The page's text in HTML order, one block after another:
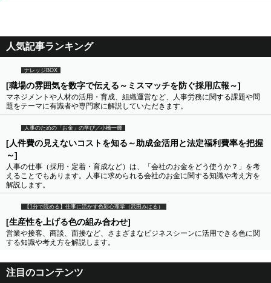
人気記事ランキング
ナレッジBOX
[職場の雰囲気を数字で伝える～ミスマッチを防ぐ採用広報～]
マネジメントや人材の活用・育成、組織運営など、人事労務に関する課題や問
題をテーマに有識者や専門家に解説していただきます。
人事のための「お金」の学び／小橋一輝
[人件費の見えないコストを知る～助成金活用と法定福利費率を把握
～]
人事の仕事（採用・定着・育成など）は、「会社のお金をどう使うか？」を考
えることでもあります。人事に求められる会社のお金に関する知識や考え方を
解説します。
【1分で読める】仕事に活かす色彩心理学（武田みはる）
[生産性を上げる色の組み合わせ]
営業や接客、商談、面接など、さまざまなビジネスシーンに活用できる色に関
する知識や考え方を解説します。
注目のコンテンツ